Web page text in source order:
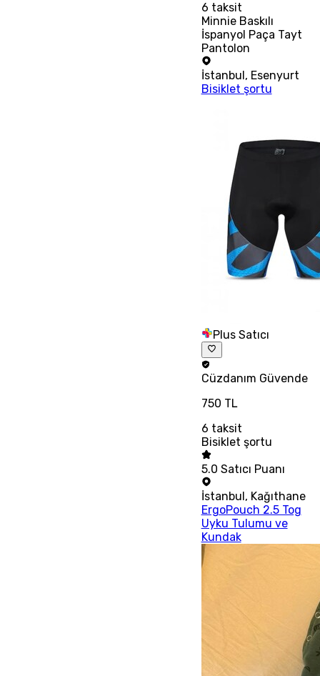
6 taksit
Minnie Baskılı
İspanyol Paça Tayt
Pantolon
İstanbul , Esenyurt
Bisiklet şortu
Plus Satıcı
Cüzdanım Güvende
750 TL
6 taksit
Bisiklet şortu
5.0 Satıcı Puanı
İstanbul, Kağıthane
ErgoPouch 2.5 Tog
Uyku Tulumu ve
Kundak